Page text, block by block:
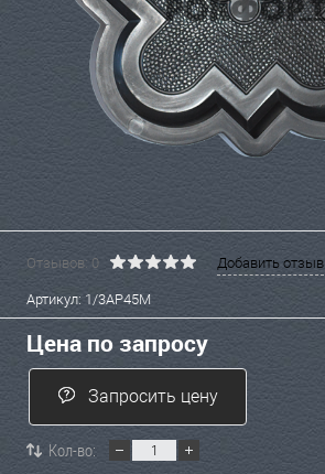
Отзывов: 0 Добавить отзыв
Артикул: 1/3АР45М
Цена по запросу
Запросить цену
Кол-во: